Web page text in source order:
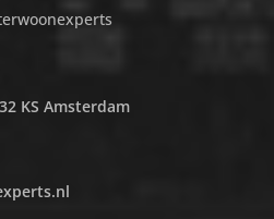
KS Amsterdam